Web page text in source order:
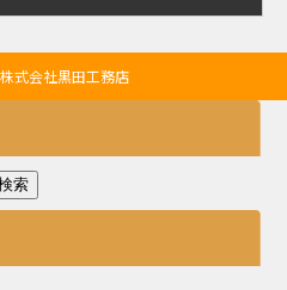
式会社黒田工務店